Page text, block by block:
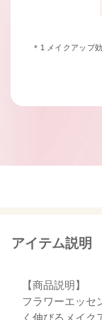
＊1 メイクアップ
アイテム説明
【商品説明】
フラワーエッセ